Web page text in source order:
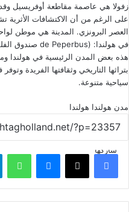
على الرغم من أن الاكتشافات الأثرية
العصر البرونزي. المدينة هي موطن
في هولندا: (de Peperbus صندوق الفلفل).
هذه بعض المدن الرئيسية في هولندا
بتراثها التاريخي وثقافتها الفريدة
سياحية متنوعة.
مدن هولندا هولندا
شاركهافيسبوك ‫X ماسنجر